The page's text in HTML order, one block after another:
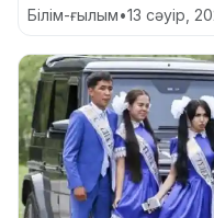
Білім-ғылым•13 сәуір,